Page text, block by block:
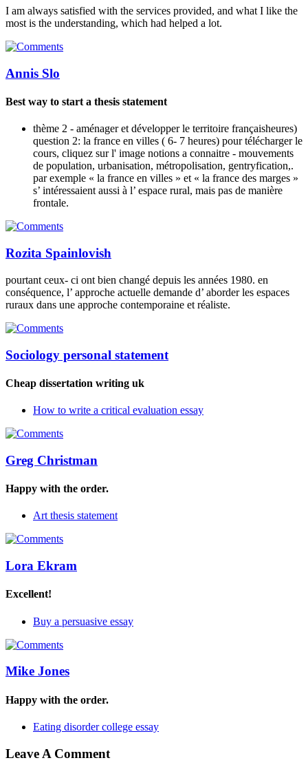
I am always satisfied with the services provided, and what I like the
most is the understanding, which had helped a lot.
Annis Slo
Best way to start a thesis statement
thème 2 - aménager et développer le territoire françaisheures)
question 2: la france en villes ( 6- 7 heures) pour télécharger le
cours, cliquez sur l' image notions a connaitre - mouvements
de population, urbanisation, métropolisation, gentryfication,.
par exemple « la france en villes » et « la france des marges »
s’ intéressaient aussi à l’ espace rural, mais pas de manière
frontale.
Rozita Spainlovish
pourtant ceux- ci ont bien changé depuis les années 1980. en
conséquence, l’ approche actuelle demande d’ aborder les espaces
ruraux dans une approche contemporaine et réaliste.
Sociology personal statement
Cheap dissertation writing uk
How to write a critical evaluation essay
Greg Christman
Happy with the order.
Art thesis statement
Lora Ekram
Excellent!
Buy a persuasive essay
Mike Jones
Happy with the order.
Eating disorder college essay
Leave A Comment